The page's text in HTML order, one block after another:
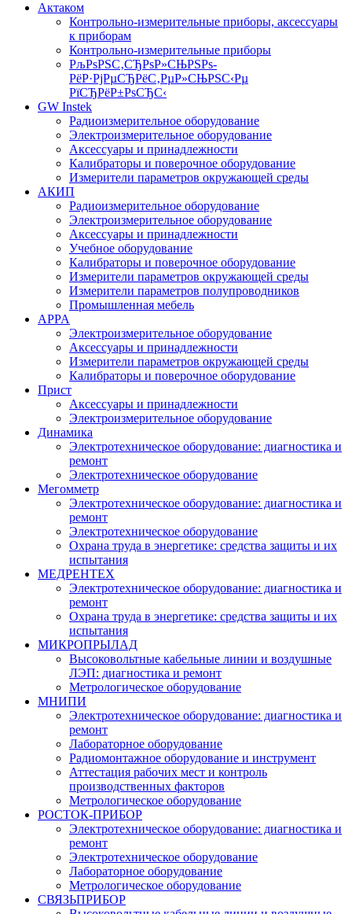
Актаком
Контрольно-измерительные приборы, аксессуары
к приборам
Контрольно-измерительные приборы
РљРѕРЅС‚СЂРѕР»СЊРЅРѕ-
РёР·РјРµСЂРёС‚РµР»СЊРЅС‹Рµ
РїСЂРёР±РѕСЂС‹
GW Instek
Радиоизмерительное оборудование
Электроизмерительное оборудование
Аксессуары и принадлежности
Калибраторы и поверочное оборудование
Измерители параметров окружающей среды
АКИП
Радиоизмерительное оборудование
Электроизмерительное оборудование
Аксессуары и принадлежности
Учебное оборудование
Калибраторы и поверочное оборудование
Измерители параметров окружающей среды
Измерители параметров полупроводников
Промышленная мебель
APPA
Электроизмерительное оборудование
Аксессуары и принадлежности
Измерители параметров окружающей среды
Калибраторы и поверочное оборудование
Прист
Аксессуары и принадлежности
Электроизмерительное оборудование
Динамика
Электротехническое оборудование: диагностика и
ремонт
Электротехническое оборудование
Мегомметр
Электротехническое оборудование: диагностика и
ремонт
Электротехническое оборудование
Охрана труда в энергетике: средства защиты и их
испытания
МЕДРЕНТЕХ
Электротехническое оборудование: диагностика и
ремонт
Охрана труда в энергетике: средства защиты и их
испытания
МИКРОПРЫЛАД
Высоковольтные кабельные линии и воздушные
ЛЭП: диагностика и ремонт
Метрологическое оборудование
МНИПИ
Электротехническое оборудование: диагностика и
ремонт
Лабораторное оборудование
Радиомонтажное оборудование и инструмент
Аттестация рабочих мест и контроль
производственных факторов
Метрологическое оборудование
РОСТОК-ПРИБОР
Электротехническое оборудование: диагностика и
ремонт
Электротехническое оборудование
Лабораторное оборудование
Метрологическое оборудование
СВЯЗЬПРИБОР